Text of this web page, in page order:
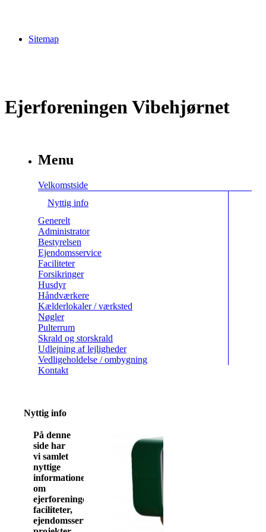
Sitemap
Ejerforeningen Vibehjørnet
Menu
Velkomstside
Nyttig info
Generelt
Administrator
Bestyrelsen
Ejendomsservice
Faciliteter
Forsikringer
Husdyr
Håndværkere
Kælderlokaler / værksted
Nøgler
Pulterrum
Skrald og storskrald
Udlejning af lejligheder
Vedligeholdelse / ombygning
Kontakt
Nyttig info
På denne
side har
vi samlet
nyttige
informationer
om
ejerforeningen,
faciliteter,
ejendomsservice,